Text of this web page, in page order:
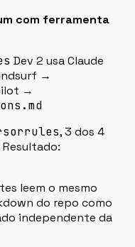
com ferramenta
Dev 2 usa Claude
→
→
, 3 dos 4
leem o mesmo
do repo como
independente da